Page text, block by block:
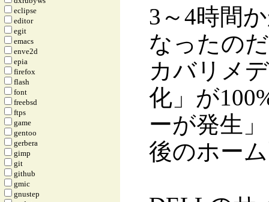
3～4時間
なったの
カバリメ
化」が
ーが発生
後のホー
eclipse
editor
egit
emacs
enve2d
epia
firefox
flash
font
freebsd
ftps
game
gentoo
gerbera
gimp
git
github
gmic
gnustep